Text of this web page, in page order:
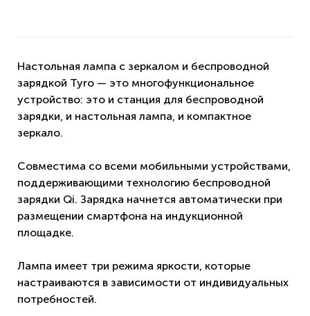
Настольная лампа с зеркалом и беспроводной
зарядкой Tyro — это многофункциональное
устройство: это и станция для беспроводной
зарядки, и настольная лампа, и компактное
зеркало.
Совместима со всеми мобильными устройствами,
поддерживающими технологию беспроводной
зарядки Qi. Зарядка начнется автоматически при
размещении смартфона на индукционной
площадке.
Лампа имеет три режима яркости, которые
настраиваются в зависимости от индивидуальных
потребностей.